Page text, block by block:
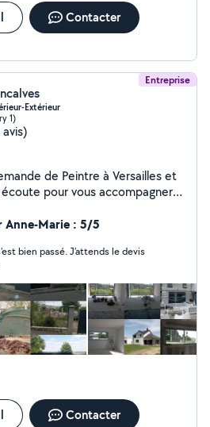
Contacter
Entreprise
Extérieur
1)
avis)
de Peintre à Versailles et
pour vous accompagner
Bande, Rebouchage,
Ravalement de façade,
de façade, Nettoyage de
Anne-Marie : 5/5
bien passé. J'attends le devis
Contacter